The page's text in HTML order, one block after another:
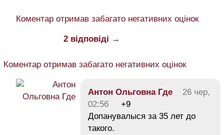
Коментар отримав забагато негативних оцінок
2 відповіді →
Коментар отримав забагато негативних оцінок
Антон Ольговна Где
26 чер,
02:56
+9
Допанувалыся за 35 лет до
такого.